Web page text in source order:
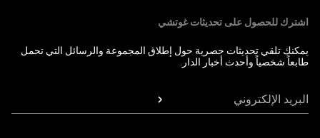
اشترك للحصول على تحديثات غوتشي
يمكنك تلقي تحديثات حصرية حول إطلاق المجموعة والرسائل التي تحمل
طابعاً شخصياً وأحدث أخبار الدار.
البريد الإلكتروني